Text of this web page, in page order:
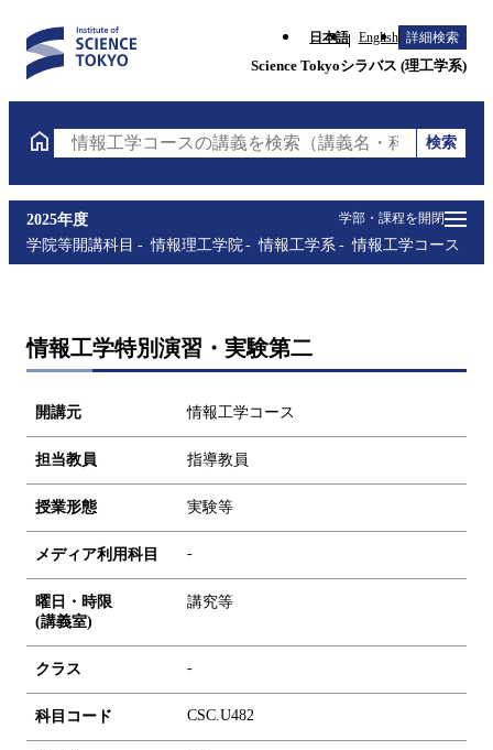
日本語 English 詳細検索
Science Tokyoシラバス (理工学系)
情報工学コースの講義を検索（講義名・科目コード・
検索
学部・課程を開閉
2025年度
学院等開講科目
情報理工学院 情報工学系 情報工学コース
情報工学特別演習・実験第二
開講元 情報工学コース
担当教員 指導教員
授業形態 実験等
メディア利用科目 -
曜日・時限
(講義室)
講究等
クラス -
科目コード CSC.U482